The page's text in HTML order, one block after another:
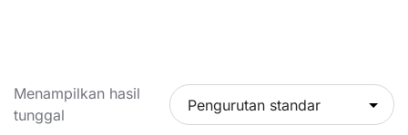
Menampilkan hasil
tunggal